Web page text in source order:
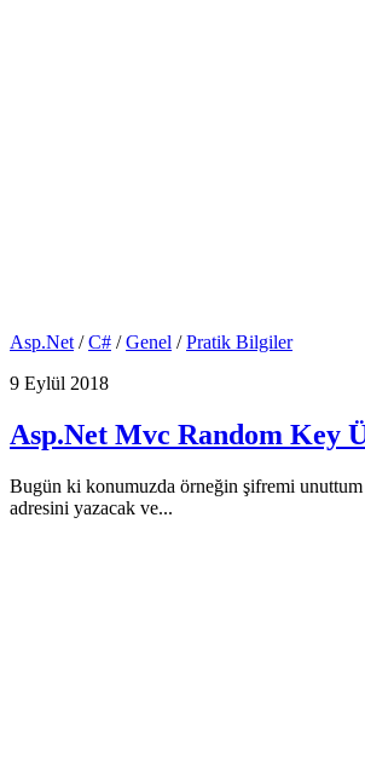
Asp.Net /C# /Genel /Pratik Bilgiler
9 Eylül 2018
Asp.Net Mvc Random Key
Bugün ki konumuzda örneğin şifremi unuttum
adresini yazacak ve...